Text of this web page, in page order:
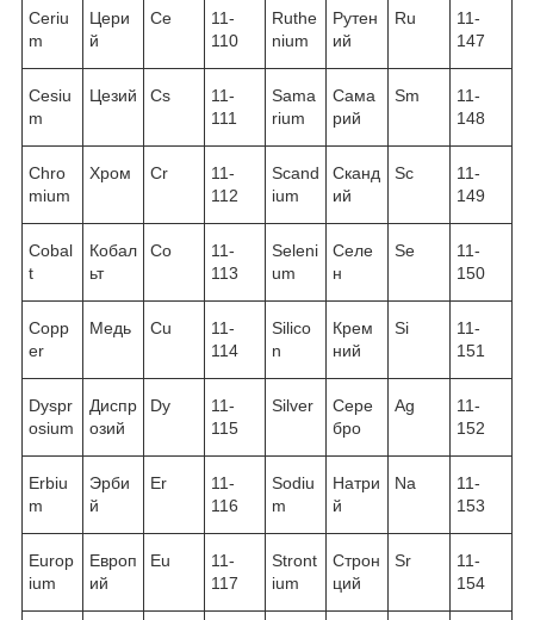
Ceriu
m
Цери
й
Ce
11-
110
Ruthe
nium
Рутен
ий
Ru
11-
147
Cesiu
m
Цезий Cs
11-
111
Sama
rium
Сама
рий
Sm
11-
148
Chro
mium
Хром Cr
11-
112
Scand
ium
Сканд
ий
Sc
11-
149
Cobal
t
Кобал
ьт
Co
11-
113
Seleni
um
Селе
н
Se
11-
150
Copp
er
Медь Cu
11-
114
Silico
n
Крем
ний
Si
11-
151
Dyspr
osium
Диспр
озий
Dy
11-
115
Silver
Сере
бро
Ag
11-
152
Erbiu
m
Эрби
й
Er
11-
116
Sodiu
m
Натри
й
Na
11-
153
Europ
ium
Европ
ий
Eu
11-
117
Stront
ium
Строн
ций
Sr
11-
154